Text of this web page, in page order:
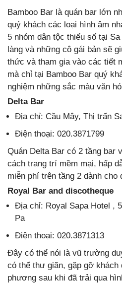
Bamboo Bar là quán bar lớn
quý khách các loại hình âm
5 nhóm dân tộc thiểu số tại
làng và những cô gái bản sẽ
thức và tham gia vào các tiết
mà chỉ tại Bamboo Bar quý
nghiệm những sắc màu văn
Delta Bar
Địa chỉ: Cầu Mây, Thị trấn
Điện thoại: 020.3871799
Quán Delta Bar có 2 tầng bar
cách trang trí mềm mại, hấp
miễn phí trên tầng 2 dành cho
Royal Bar and discotheque
Địa chỉ: Royal Sapa Hotel ,
Pa
Điện thoại: 020.3871313
Đây có thể nói là vũ trường
có thể thư giãn, gặp gỡ
phương sau khi đã trải qua